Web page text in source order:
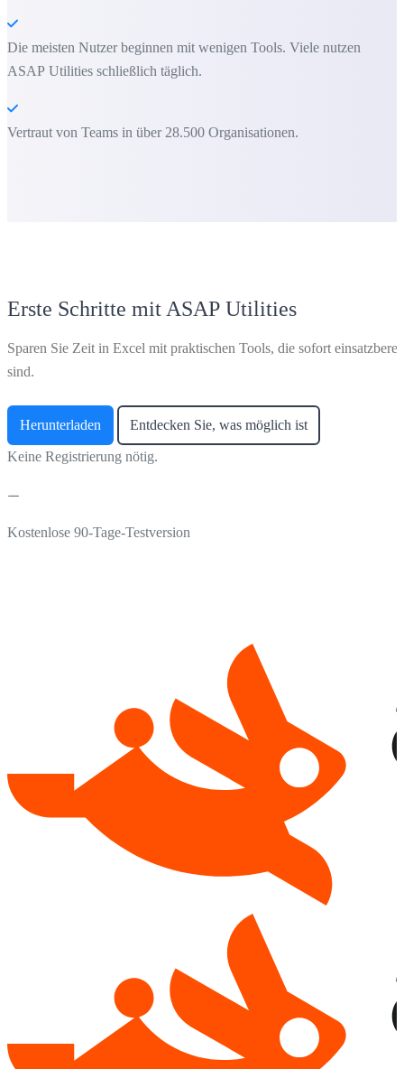
Die meisten Nutzer beginnen mit wenigen Tools. Viele nutzen
ASAP Utilities schließlich täglich.
Vertraut von Teams in über 28.500 Organisationen.
Erste Schritte mit ASAP Utilities
Sparen Sie Zeit in Excel mit praktischen Tools, die sofort einsatzbereit
sind.
Herunterladen Entdecken Sie, was möglich ist
Keine Registrierung nötig.
Kostenlose 90-Tage-Testversion